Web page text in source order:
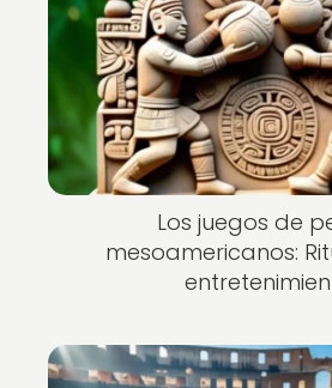
Los juegos de
mesoamericanos: